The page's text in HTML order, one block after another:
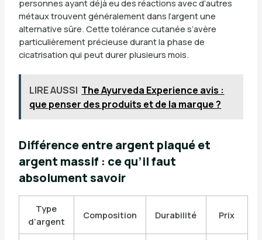
personnes ayant déjà eu des réactions avec d’autres
métaux trouvent généralement dans l’argent une
alternative sûre. Cette tolérance cutanée s’avère
particulièrement précieuse durant la phase de
cicatrisation qui peut durer plusieurs mois.
LIRE AUSSI The Ayurveda Experience avis :
que penser des produits et de la marque ?
Différence entre argent plaqué et
argent massif : ce qu’il faut
absolument savoir
Type
d’argent
Composition Durabilité Prix